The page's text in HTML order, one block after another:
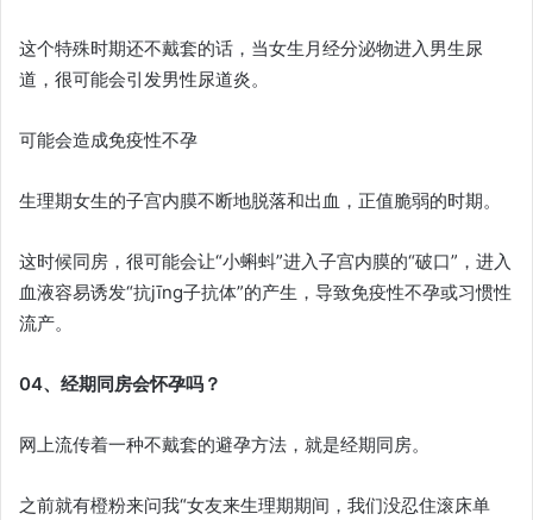
这个特殊时期还不戴套的话，当女生月经分泌物进入男生尿
道，很可能会引发男性尿道炎。
可能会造成免疫性不孕
生理期女生的子宫内膜不断地脱落和出血，正值脆弱的时期。
这时候同房，很可能会让“小蝌蚪”进入子宫内膜的“破口”，进入
血液容易诱发“抗jīng子抗体”的产生，导致免疫性不孕或习惯性
流产。
04、经期同房会怀孕吗？
网上流传着一种不戴套的避孕方法，就是经期同房。
之前就有橙粉来问我“女友来生理期期间，我们没忍住滚床单